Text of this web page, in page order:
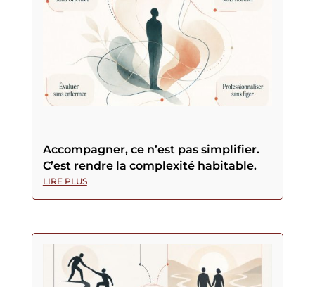
Accompagner, ce n’est pas simplifier.
C’est rendre la complexité habitable.
LIRE PLUS